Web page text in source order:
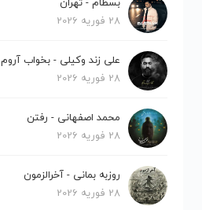
28 فوریه 2026
علی زند وکیلی - بخواب آروم
28 فوریه 2026
محمد اصفهانی - رفتن
28 فوریه 2026
روزبه بمانی - آخرالزمون
28 فوریه 2026